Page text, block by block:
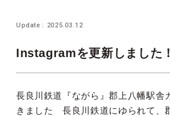
Update : 2025.03.12
Instagramを更新しました！
長良川鉄道『ながら』郡上八幡駅舎
きました 長良川鉄道にゆられて、